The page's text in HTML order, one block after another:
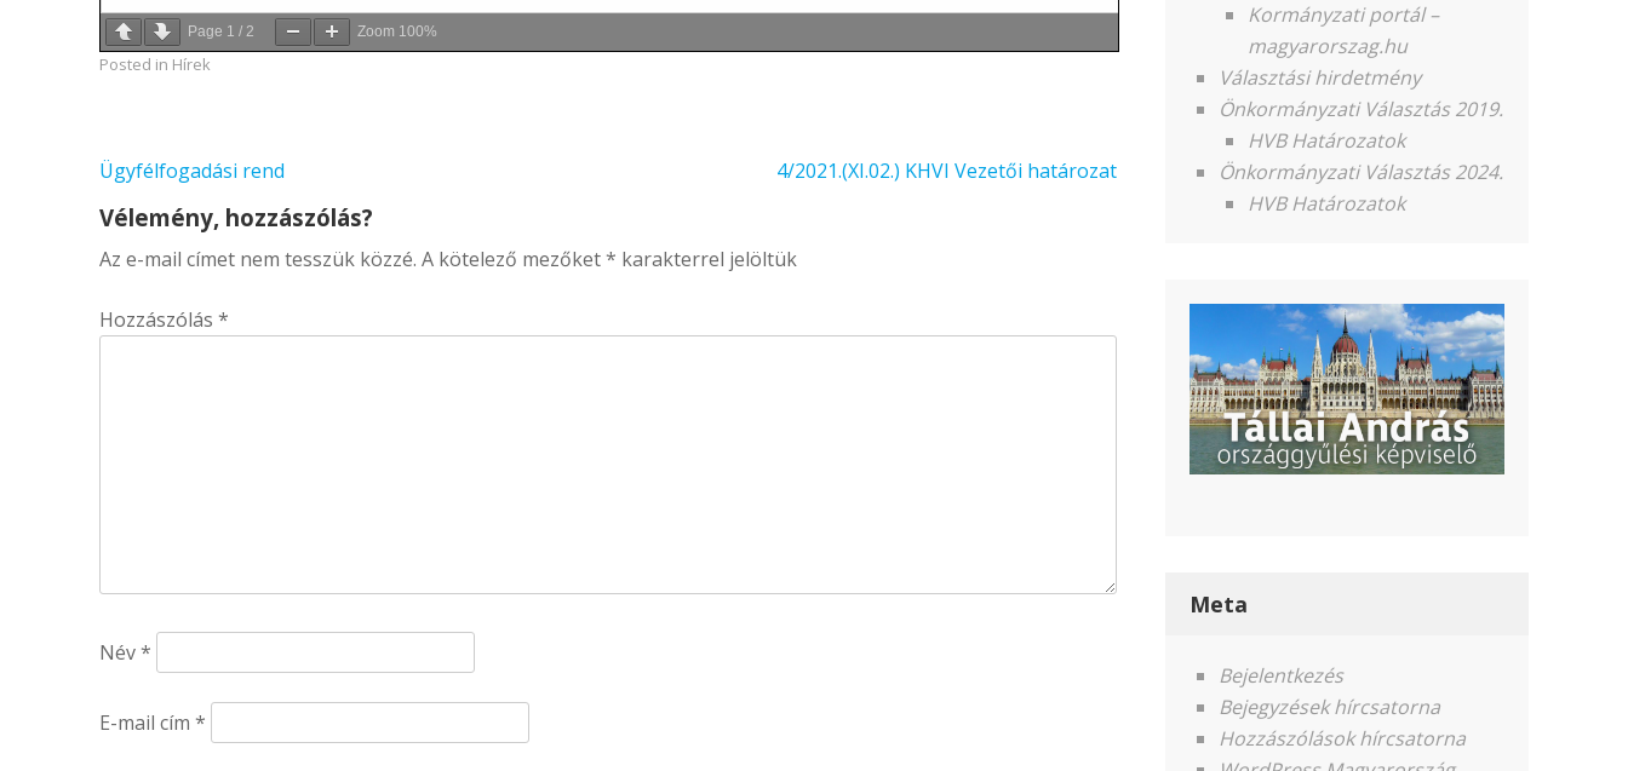
Page 1 / 2 Zoom 100%
Posted in Hírek
Bejegyzés
navigáció
Ügyfélfogadási rend 4/2021.(XI.02.) KHVI Vezetői határozat
Vélemény, hozzászólás?
Az e-mail címet nem tesszük közzé. A kötelező mezőket* karakterrel jelöltük
Hozzászólás *
Név*
E-mail cím *
Kormányzati portál –
magyarorszag.hu
Választási hirdetmény
Önkormányzati Választás 2019.
HVB Határozatok
Önkormányzati Választás 2024.
HVB Határozatok
Meta
Bejelentkezés
Bejegyzések hírcsatorna
Hozzászólások hírcsatorna